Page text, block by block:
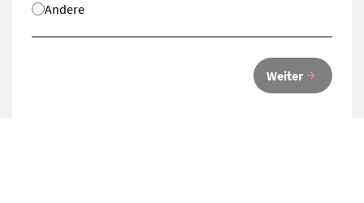
Andere
Weiter